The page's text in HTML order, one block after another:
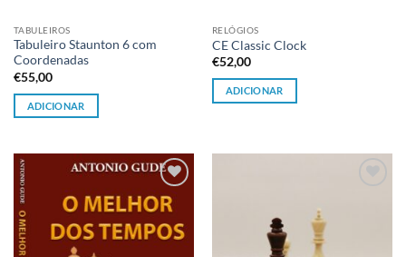
TABULEIROS
Tabuleiro Staunton 6 com
Coordenadas
€55,00
ADICIONAR
RELÓGIOS
CE Classic Clock
€52,00
ADICIONAR
Adicionar
à lista de
desejos